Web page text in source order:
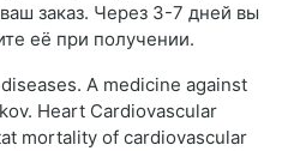
заказ. Через 3-7 дней вы
её при получении.
A medicine against
Heart Cardiovascular
mortality of cardiovascular